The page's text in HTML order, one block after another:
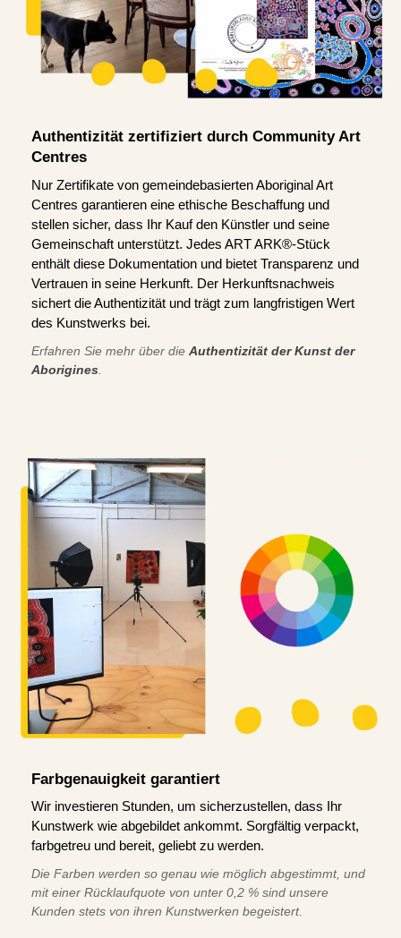
Authentizität zertifiziert durch Community Art
Centres
Nur Zertifikate von gemeindebasierten Aboriginal Art
Centres garantieren eine ethische Beschaffung und
stellen sicher, dass Ihr Kauf den Künstler und seine
Gemeinschaft unterstützt. Jedes ART ARK®-Stück
enthält diese Dokumentation und bietet Transparenz und
Vertrauen in seine Herkunft. Der Herkunftsnachweis
sichert die Authentizität und trägt zum langfristigen Wert
des Kunstwerks bei.
Erfahren Sie mehr über die Authentizität der Kunst der
Aborigines
Farbgenauigkeit garantiert
Wir investieren Stunden, um sicherzustellen, dass Ihr
Kunstwerk wie abgebildet ankommt. Sorgfältig verpackt,
farbgetreu und bereit, geliebt zu werden.
Die Farben werden so genau wie möglich abgestimmt, und
mit einer Rücklaufquote von unter 0,2 % sind unsere
Kunden stets von ihren Kunstwerken begeistert.